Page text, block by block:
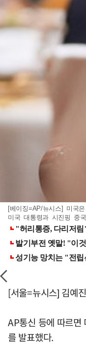
[베이징=AP/뉴시스] 미국
미국 대통령과 시진핑 중
[서울=뉴시스] 김예
AP통신 등에 따르면
를 발표했다.